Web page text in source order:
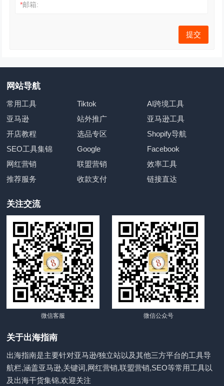
*邮箱:
网站导航
常用工具 Tiktok
AI跨境工具
亚马逊
站外推广
亚马逊工具
开店教程
选品专区
Shopify导航
SEO工具集锦
Google
Facebook
网红营销
联盟营销
效率工具
推荐服务
收款支付 链接直达
关注交流
微信客服 微信公众号
关于出海指南
出海指南是主要针对亚马逊/独立站以及其他三方平台的工具导
航栏,涵盖亚马逊,关键词,网红营销,联盟营销,SEO等常用工具以
及出海干货集锦,欢迎关注